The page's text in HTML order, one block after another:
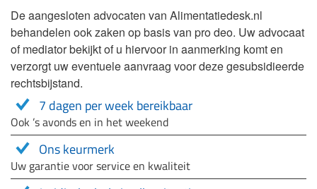
De aangesloten advocaten van Alimentatiedesk.nl
behandelen ook zaken op basis van pro deo. Uw advocaat
of mediator bekijkt of u hiervoor in aanmerking komt en
verzorgt uw eventuele aanvraag voor deze gesubsidieerde
rechtsbijstand.
7 dagen per week bereikbaar
Ook ’s avonds en in het weekend
Ons keurmerk
Uw garantie voor service en kwaliteit